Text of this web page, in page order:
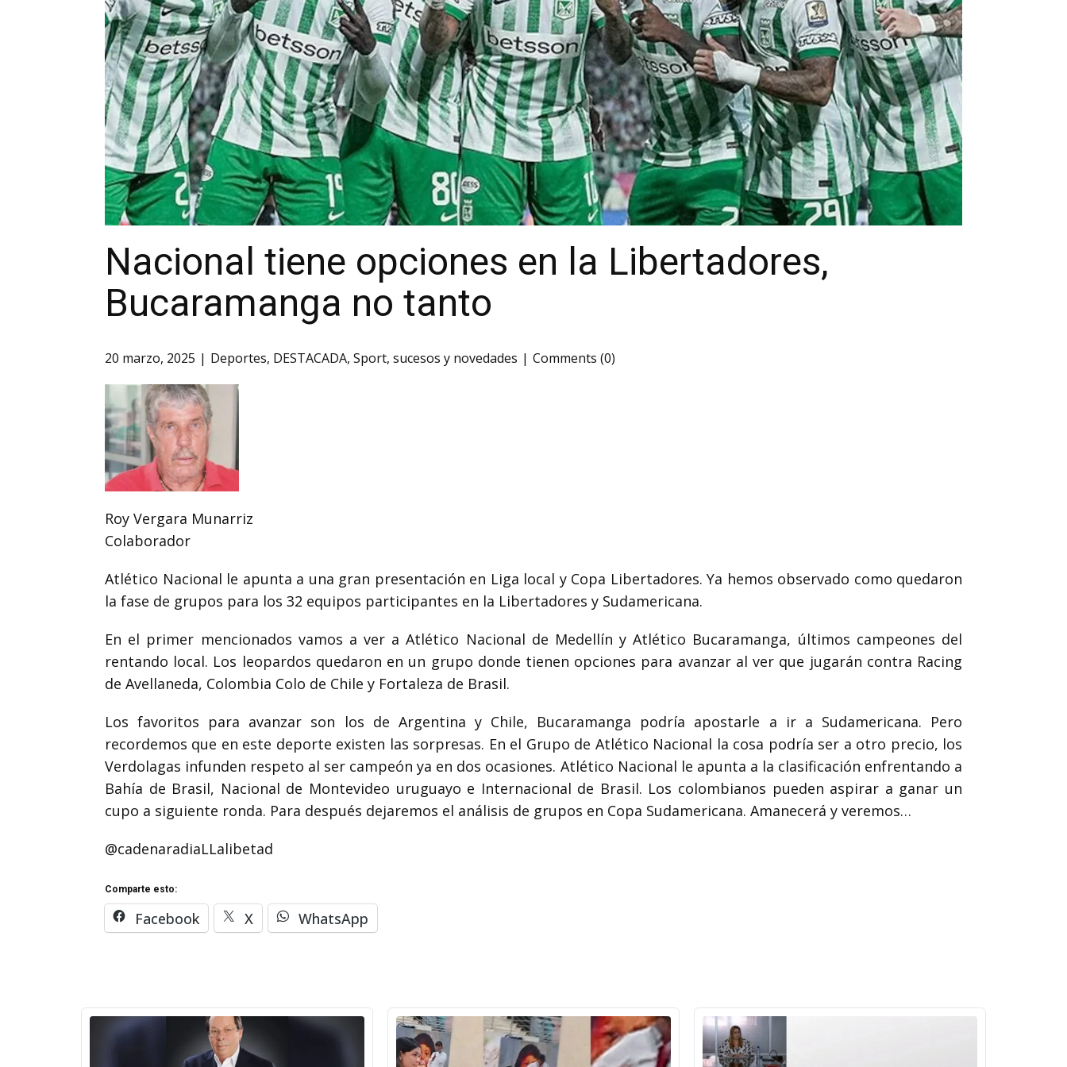
Nacional tiene opciones en la Libertadores,
Bucaramanga no tanto
20 marzo, 2025 Deportes, DESTACADA, Sport, sucesos y novedades Comments (0)
Roy Vergara Munarriz
Colaborador
Atlético Nacional le apunta a una gran presentación en Liga local y Copa Libertadores. Ya hemos observado como quedaron
la fase de grupos para los 32 equipos participantes en la Libertadores y Sudamericana.
En el primer mencionados vamos a ver a Atlético Nacional de Medellín y Atlético Bucaramanga, últimos campeones del
rentando local. Los leopardos quedaron en un grupo donde tienen opciones para avanzar al ver que jugarán contra Racing
de Avellaneda, Colombia Colo de Chile y Fortaleza de Brasil.
Los favoritos para avanzar son los de Argentina y Chile, Bucaramanga podría apostarle a ir a Sudamericana. Pero
recordemos que en este deporte existen las sorpresas. En el Grupo de Atlético Nacional la cosa podría ser a otro precio, los
Verdolagas infunden respeto al ser campeón ya en dos ocasiones. Atlético Nacional le apunta a la clasificación enfrentando a
Bahía de Brasil, Nacional de Montevideo uruguayo e Internacional de Brasil. Los colombianos pueden aspirar a ganar un
cupo a siguiente ronda. Para después dejaremos el análisis de grupos en Copa Sudamericana. Amanecerá y veremos…
@cadenaradiaLLalibetad
Comparte esto:
Facebook X WhatsApp